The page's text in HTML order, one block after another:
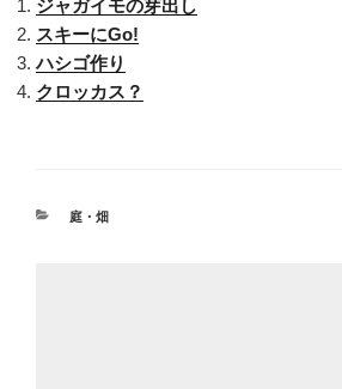
ジャガイモの芽出し
スキーにGo!
ハシゴ作り
クロッカス？
カ
庭・畑